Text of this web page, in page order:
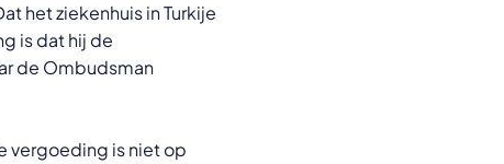
het ziekenhuis in Turkije
is dat hij de
de Ombudsman
vergoeding is niet op